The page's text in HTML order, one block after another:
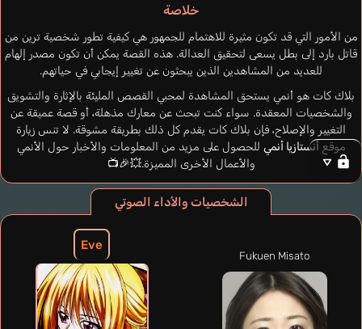
خلاصة
من الأمور التي قد تكون مثيرة للاهتمام للجمهور هي كيفية تطور شخصية ترين من
قاتل بارد إلى بطل يسعى لتحقيق العدالة. هذه القصة يمكن أن تكون مصدر إلهام
للعديد من المشاهدين الذين يبحثون عن تغيير إيجابي في حياتهم.
بلاك كات هو أنمي يستحق المشاهدة لمحبي القصص المليئة بالإثارة والتشويق
والشخصيات المعقدة. سواء كنت تبحث عن معارك مذهلة، أو قصة عميقة عن
التغيير والإصلاح، فإن بلاك كات يقدم كل ذلك بطريقة مشوقة. لا تنس زيارة
موقعأنستازيا أنمي للحصول على مزيد من المعلومات والأخبار حول الأنمي
والأعمال الأخرى المميزة.💥🎉📺
الشخصيات والأداء الصوتي
Eve
Fukuen Misato